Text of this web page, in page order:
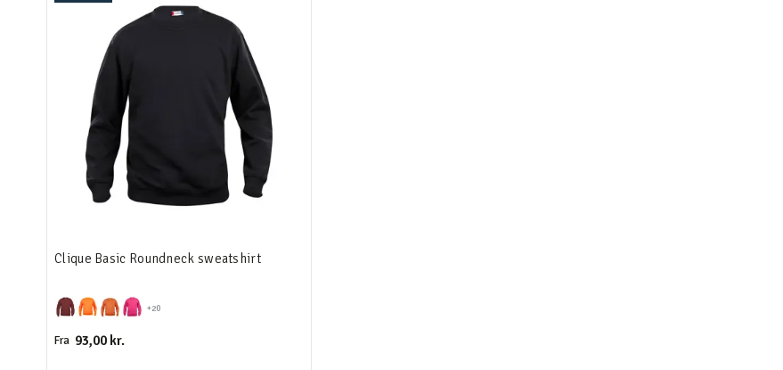
+20
Clique Basic Roundneck sweatshirt
Fra 93,00 kr.